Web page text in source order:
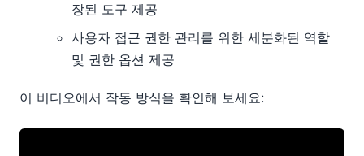
장된 도구 제공
사용자 접근 권한 관리를 위한 세분화된 역할
및 권한 옵션 제공
이 비디오에서 작동 방식을 확인해 보세요: